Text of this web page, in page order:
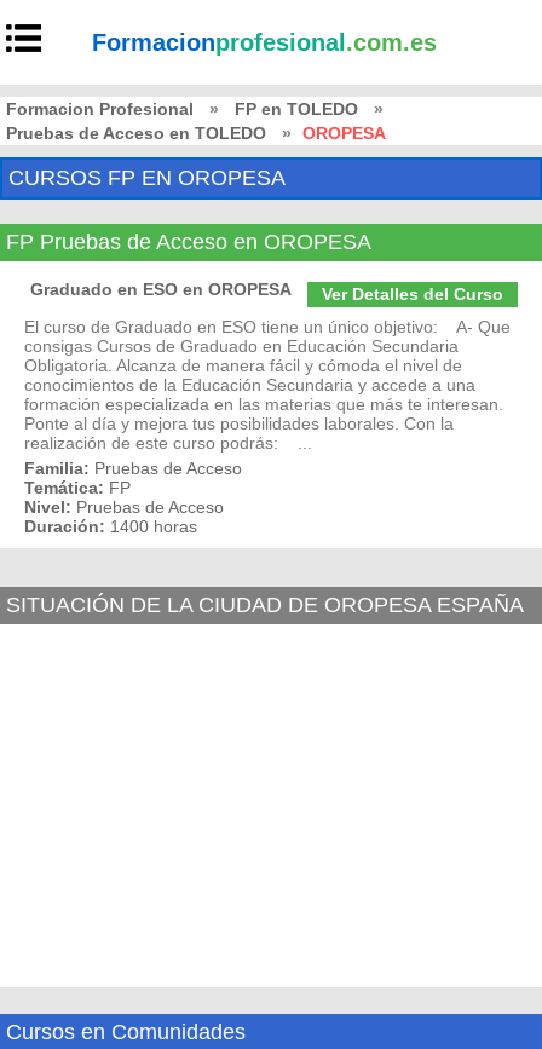
Formacionprofesional .com.es
Formacion Profesional » FP en TOLEDO
»
Pruebas de Acceso en TOLEDO
» OROPESA
CURSOS FP EN OROPESA
FP Pruebas de Acceso en OROPESA
Ver Detalles del Curso
Graduado en ESO en OROPESA
El curso de Graduado en ESO tiene un único objetivo: A- Que
consigas Cursos de Graduado en Educación Secundaria
Obligatoria. Alcanza de manera fácil y cómoda el nivel de
conocimientos de la Educación Secundaria y accede a una
formación especializada en las materias que más te interesan.
Ponte al día y mejora tus posibilidades laborales. Con la
realización de este curso podrás: ...
Familia: Pruebas de Acceso
Temática: FP
Nivel: Pruebas de Acceso
Duración: 1400 horas
SITUACIÓN DE LA CIUDAD DE OROPESA ESPAÑA
Cursos en Comunidades